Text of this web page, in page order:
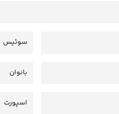
سوئیس
بانوان
اسپورت